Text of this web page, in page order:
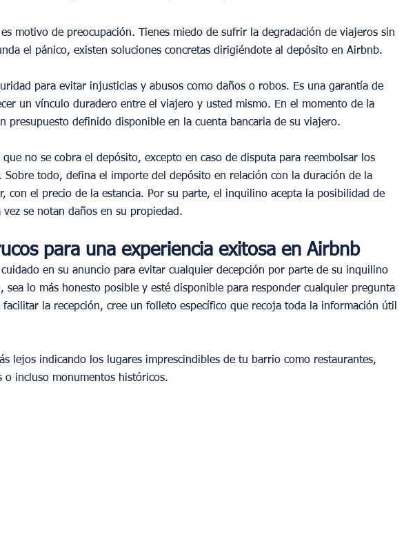
motivo de preocupación. Tienes miedo de sufrir la degradación de viajeros sin
el pánico, existen soluciones concretas dirigiéndote al depósito en Airbnb.
para evitar injusticias y abusos como daños o robos. Es una garantía de
un vínculo duradero entre el viajero y usted mismo. En el momento de la
presupuesto definido disponible en la cuenta bancaria de su viajero.
que no se cobra el depósito, excepto en caso de disputa para reembolsar los
Sobre todo, defina el importe del depósito en relación con la duración de la
con el precio de la estancia. Por su parte, el inquilino acepta la posibilidad de
se notan daños en su propiedad.
para una experiencia exitosa en Airbnb
en su anuncio para evitar cualquier decepción por parte de su inquilino
sea lo más honesto posible y esté disponible para responder cualquier pregunta
facilitar la recepción, cree un folleto específico que recoja toda la información útil
lejos indicando los lugares imprescindibles de tu barrio como restaurantes,
o incluso monumentos históricos.